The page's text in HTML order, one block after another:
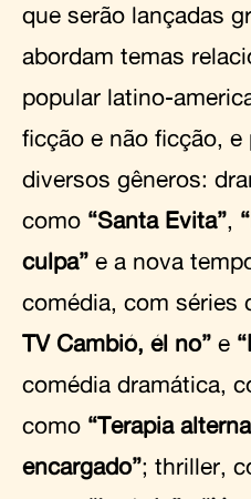
que serão lançadas
abordam temas
popular latino-
ficção e não ficção,
diversos gêneros:
como “Santa Evita”,
culpa” e a nova
comédia, com séries
TV Cambió, él no” e
comédia dramática,
como “Terapia
encargado”; thriller,